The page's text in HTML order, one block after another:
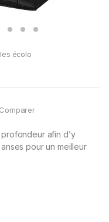
écolo
Comparer
afin d’y
pour un meilleur